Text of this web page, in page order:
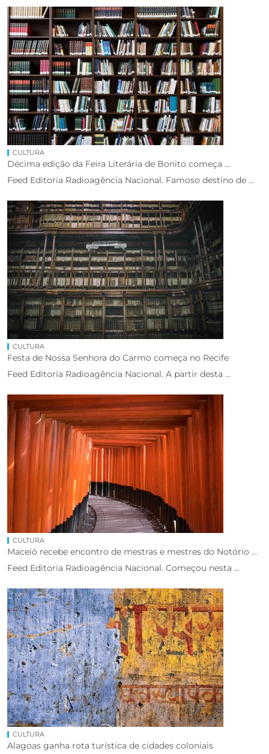
CULTURA
Décima edição da Feira Literária de Bonito começa ...
Feed Editoria Radioagência Nacional. Famoso destino de ...
CULTURA
Festa de Nossa Senhora do Carmo começa no Recife
Feed Editoria Radioagência Nacional. A partir desta ...
CULTURA
Maceió recebe encontro de mestras e mestres do Notório ...
Feed Editoria Radioagência Nacional. Começou nesta ...
CULTURA
Alagoas ganha rota turística de cidades coloniais